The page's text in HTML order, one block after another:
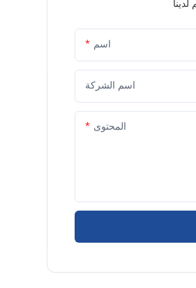
اسم
اسم الشركة
المحتوى